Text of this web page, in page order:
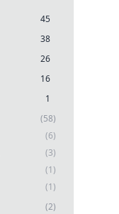
45
38
26
16
1
(58)
(6)
(3)
(1)
(1)
(2)